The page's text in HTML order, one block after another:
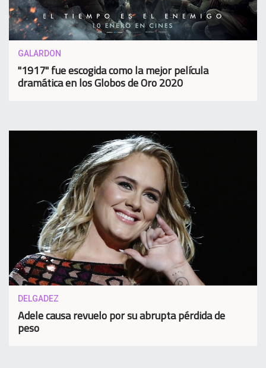
GALARDON
"1917" fue escogida como la mejor película
dramática en los Globos de Oro 2020
DELGADEZ
Adele causa revuelo por su abrupta pérdida de
peso